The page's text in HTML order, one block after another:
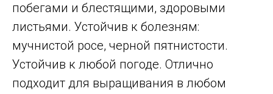
побегами и блестящими, здоровыми
листьями. Устойчив к болезням:
мучнистой росе, черной пятнистости.
Устойчив к любой погоде. Отлично
подходит для выращивания в любом